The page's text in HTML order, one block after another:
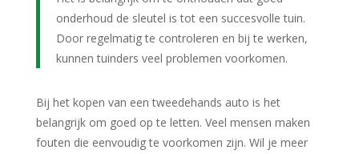
onderhoud de sleutel is tot een succesvolle tuin.
Door regelmatig te controleren en bij te werken,
kunnen tuinders veel problemen voorkomen.
Bij het kopen van een tweedehands auto is het
belangrijk om goed op te letten. Veel mensen maken
fouten die eenvoudig te voorkomen zijn. Wil je meer